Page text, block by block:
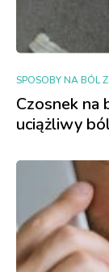
SPOSOBY NA BÓL
Czosnek na
uciążliwy